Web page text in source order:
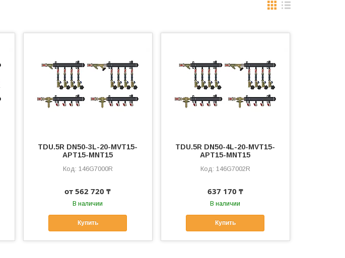
TDU.5R DN50-3L-20-MVT15-
APT15-MNT15
146G7000R
от 562 720 ₸
В наличии
Купить
TDU.5R DN50-4L-20-MVT15-
APT15-MNT15
146G7002R
637 170 ₸
В наличии
Купить